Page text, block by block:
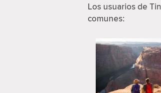
Los usuarios de
comunes: